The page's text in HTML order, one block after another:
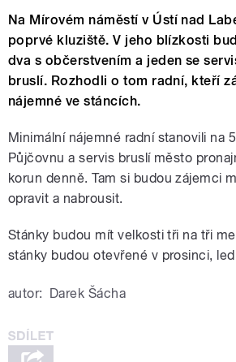
Na Mírovém náměstí v Ústí nad
poprvé kluziště. V jeho blízkosti
dva s občerstvením a jeden se
bruslí. Rozhodli o tom radní, kteří
nájemné ve stáncích.
Minimální nájemné radní stanovili na
Půjčovnu a servis bruslí město
korun denně. Tam si budou zájemci
opravit a nabrousit.
Stánky budou mít velkosti tři na tři
stánky budou otevřené v prosinci,
autor: Darek Šácha